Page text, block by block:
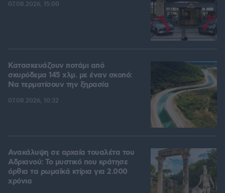
07.08.2026, 15:00
Κατασκευάζουν ποτάμι από
σκυρόδεμα 145 χλμ. με έναν σκοπό:
Να τερματίσουν την ξηρασία
07.08.2026, 10:32
Ανακάλυψη σε αρχαία τουαλέτα του
Αδριανού: Το μυστικό που κράτησε
όρθια τα ρωμαϊκά κτίρια για 2.000
χρόνια